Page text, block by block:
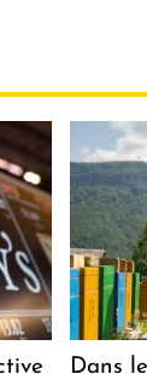
Dans